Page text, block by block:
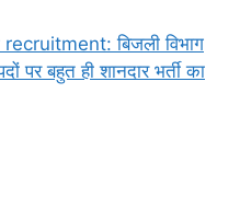
बिजली विभाग
पर बहुत ही शानदार भर्ती का